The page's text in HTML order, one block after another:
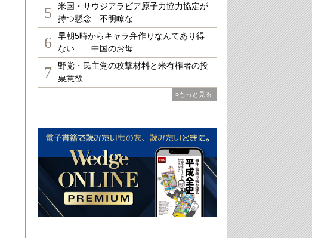
5
米国・サウジアラビア原子力協力協定が
持つ懸念…不明瞭な…
6
早朝5時からキャラ弁作りなんてあり得
ない……中国のお母…
7
野党・民主党の攻撃材料と米有権者の投
票意欲
»もっと見る